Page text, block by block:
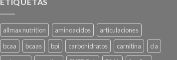
allmax nutrition aminoacidos
articulaciones
bcaa
bcaas bpi carbohidratos carnitina
cla